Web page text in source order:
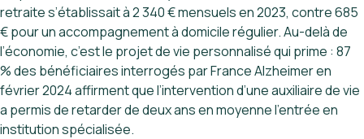
retraite s’établissait à 2 340 € mensuels en 2023, contre 685
€ pour un accompagnement à domicile régulier. Au-delà de
l’économie, c’est le projet de vie personnalisé qui prime : 87
% des bénéficiaires interrogés par France Alzheimer en
février 2024 affirment que l’intervention d’une auxiliaire de vie
a permis de retarder de deux ans en moyenne l’entrée en
institution spécialisée.